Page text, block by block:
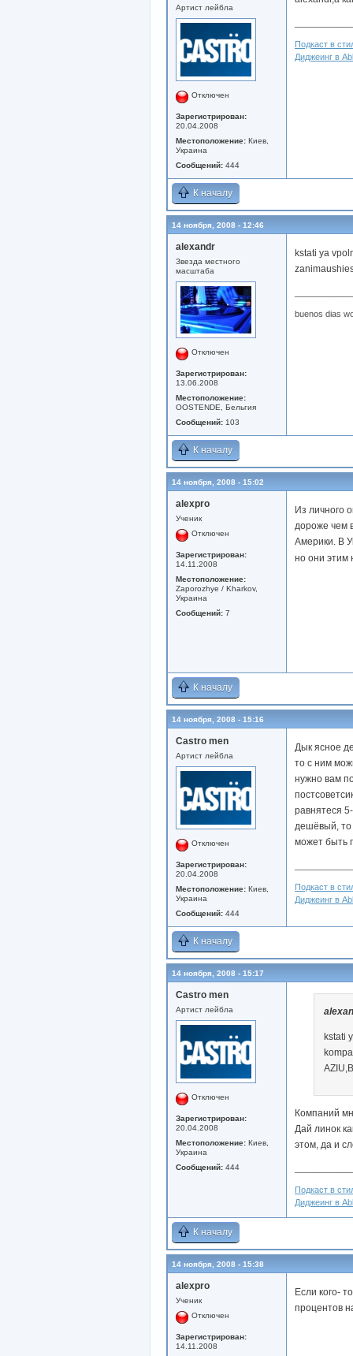
Артист лейбла
Отключен
Зарегистрирован:
20.04.2008
Местоположение: Киев,
Украина
Сообщений: 444
Подкаст в
Диджеинг в
К началу
14 ноября, 2008 - 12:46
alexandr
Звезда местного
масштаба
Отключен
Зарегистрирован:
13.06.2008
Местоположение:
OOSTENDE, Бельгия
Сообщений: 103
kstati ya
buenos dias
К началу
14 ноября, 2008 - 15:02
alexpro
Ученик
Отключен
Зарегистрирован:
14.11.2008
Местоположение:
Zaporozhye / Kharkov,
Украина
Сообщений: 7
Из личного
дороже чем
Америки. В
но они этим
К началу
14 ноября, 2008 - 15:16
Castro men
Артист лейбла
Отключен
Зарегистрирован:
20.04.2008
Местоположение: Киев,
Украина
Сообщений: 444
Дык ясное
то с ним
нужно вам
равнятеся
дешёвый, то
может быть
Подкаст в
Диджеинг в
К началу
14 ноября, 2008 - 15:17
Castro men
Артист лейбла
Отключен
Зарегистрирован:
20.04.2008
Местоположение: Киев,
Украина
Сообщений: 444
kstati
Компаний
Дай линок
этом, да и
Подкаст в
Диджеинг в
К началу
14 ноября, 2008 - 15:38
alexpro
Ученик
Отключен
Зарегистрирован:
14.11.2008
Если кого-
процентов